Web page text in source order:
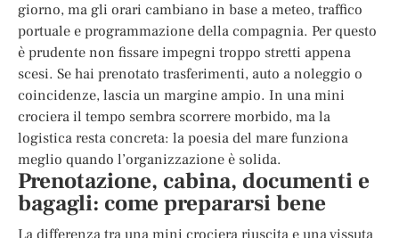
giorno, ma gli orari cambiano in base a meteo, traffico
portuale e programmazione della compagnia. Per questo
è prudente non fissare impegni troppo stretti appena
scesi. Se hai prenotato trasferimenti, auto a noleggio o
coincidenze, lascia un margine ampio. In una mini
crociera il tempo sembra scorrere morbido, ma la
logistica resta concreta: la poesia del mare funziona
meglio quando l’organizzazione è solida.
Prenotazione, cabina, documenti e
bagagli: come prepararsi bene
La differenza tra una mini crociera riuscita e una vissuta